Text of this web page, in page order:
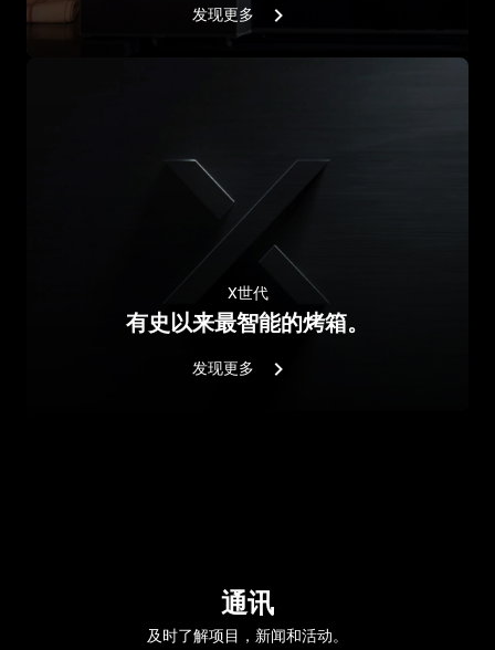
发现更多
X世代
有史以来最智能的烤箱。
发现更多
通讯
及时了解项目，新闻和活动。